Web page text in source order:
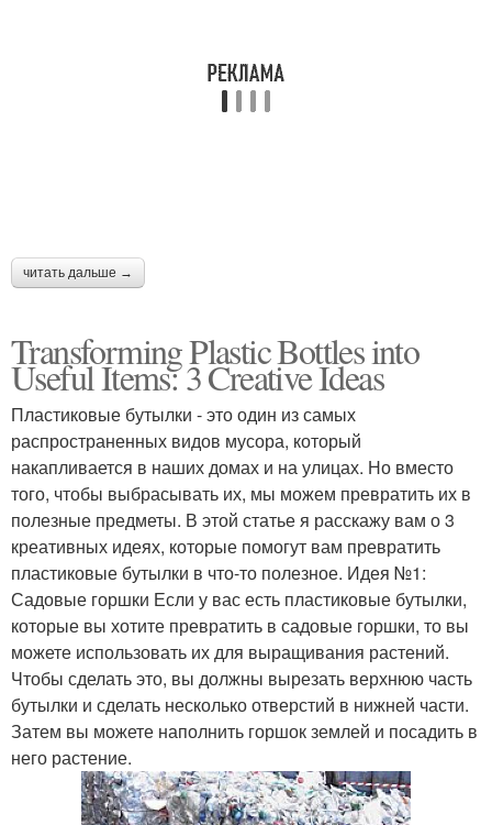
читать дальше →
Transforming Plastic Bottles into
Useful Items: 3 Creative Ideas
Пластиковые бутылки - это один из самых
распространенных видов мусора, который
накапливается в наших домах и на улицах. Но вместо
того, чтобы выбрасывать их, мы можем превратить их в
полезные предметы. В этой статье я расскажу вам о 3
креативных идеях, которые помогут вам превратить
пластиковые бутылки в что-то полезное. Идея №1:
Садовые горшки Если у вас есть пластиковые бутылки,
которые вы хотите превратить в садовые горшки, то вы
можете использовать их для выращивания растений.
Чтобы сделать это, вы должны вырезать верхнюю часть
бутылки и сделать несколько отверстий в нижней части.
Затем вы можете наполнить горшок землей и посадить в
него растение.